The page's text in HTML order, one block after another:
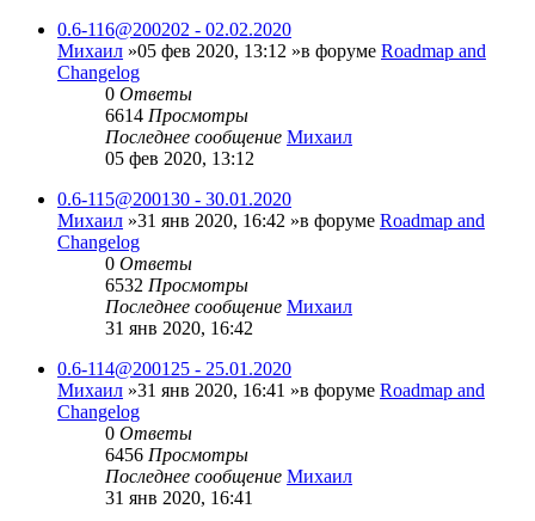
0.6-116@200202 - 02.02.2020
Михаил »05 фев 2020, 13:12 »в форуме Roadmap and
Changelog
0 Ответы
6614 Просмотры
Последнее сообщение Михаил
05 фев 2020, 13:12
0.6-115@200130 - 30.01.2020
Михаил »31 янв 2020, 16:42 »в форуме Roadmap and
Changelog
0 Ответы
6532 Просмотры
Последнее сообщение Михаил
31 янв 2020, 16:42
0.6-114@200125 - 25.01.2020
Михаил »31 янв 2020, 16:41 »в форуме Roadmap and
Changelog
0 Ответы
6456 Просмотры
Последнее сообщение Михаил
31 янв 2020, 16:41